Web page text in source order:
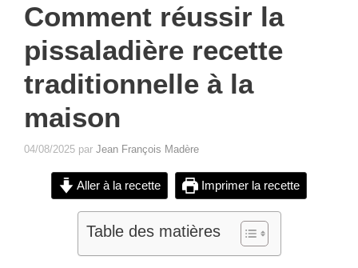
Comment réussir la
pissaladière recette
traditionnelle à la
maison
04/08/2025 par Jean François Madère
Aller à la recette Imprimer la recette
Table des matières